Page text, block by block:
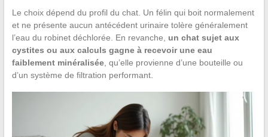
Le choix dépend du profil du chat. Un félin qui boit normalement
et ne présente aucun antécédent urinaire tolère généralement
l’eau du robinet déchlorée. En revanche, un chat sujet aux
cystites ou aux calculs gagne à recevoir une eau
faiblement minéralisée, qu’elle provienne d’une bouteille ou
d’un système de filtration performant.